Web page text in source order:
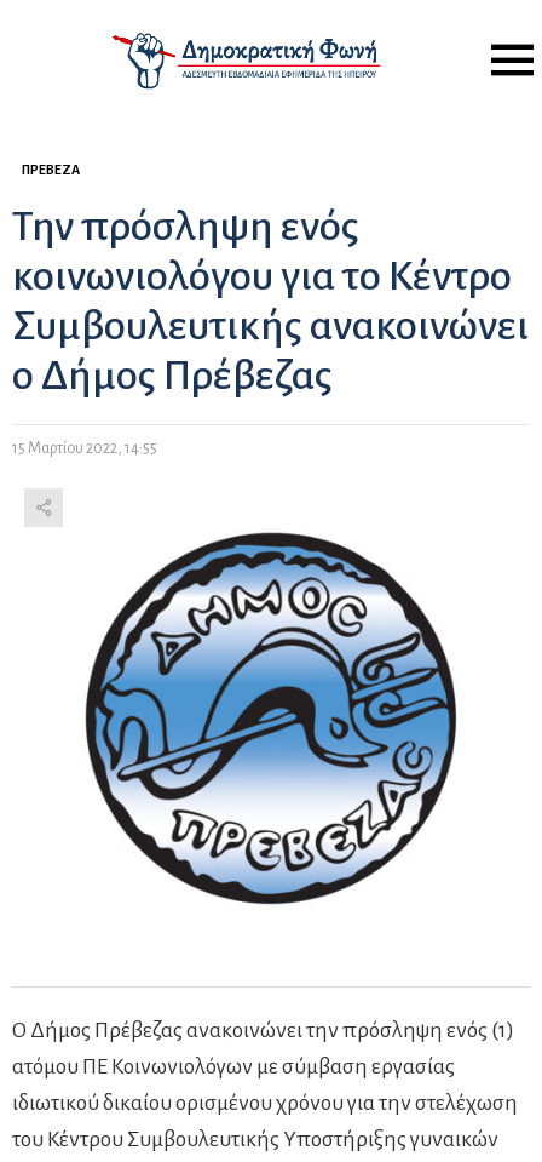
Menu
ΠΡΈΒΕΖΑ
Την πρόσληψη ενός
κοινωνιολόγου για το Κέντρο
Συμβουλευτικής ανακοινώνει
ο Δήμος Πρέβεζας
15 Μαρτίου 2022, 14:55
O Δήμος Πρέβεζας ανακοινώνει την πρόσληψη ενός (1)
ατόμου ΠΕ Κοινωνιολόγων με σύμβαση εργασίας
ιδιωτικού δικαίου ορισμένου χρόνου για την στελέχωση
του Κέντρου Συμβουλευτικής Υποστήριξης γυναικών